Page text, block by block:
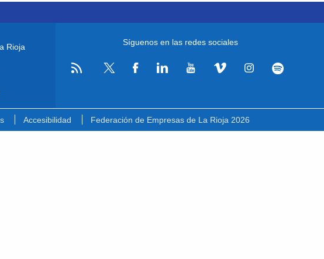
Rioja
Síguenos en las redes sociales
Accesibilidad Federación de Empresas de La Rioja 2026